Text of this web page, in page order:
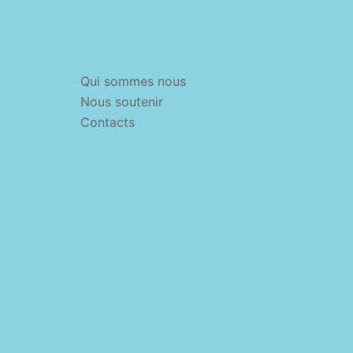
Qui sommes nous
Nous soutenir
Contacts